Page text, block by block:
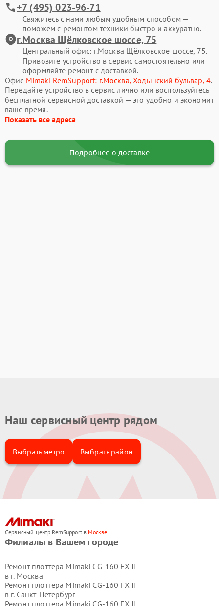
+7 (495) 023-96-71
Свяжитесь с нами любым удобным способом —
поможем с ремонтом техники быстро и аккуратно.
г.Москва Щёлковское шоссе, 75
Центральный офис: г.Москва Щёлковское шоссе, 75.
Привозите устройство в сервис самостоятельно или
оформляйте ремонт с доставкой.
Офис Mimaki RemSupport: г.Москва, Ходынский бульвар, 4.
Передайте устройство в сервис лично или воспользуйтесь
бесплатной сервисной доставкой — это удобно и экономит
ваше время.
Показать все адреса
Подробнее о доставке
Наш сервисный центр рядом
Выбрать метро Выбрать район
Сервисный центр RemSupport в Москве
Филиалы в Вашем городе
Ремонт плоттера Mimaki CG-160 FX II
в г. Москва
Ремонт плоттера Mimaki CG-160 FX II
в г. Санкт-Петербург
Ремонт плоттера Mimaki CG-160 FX II